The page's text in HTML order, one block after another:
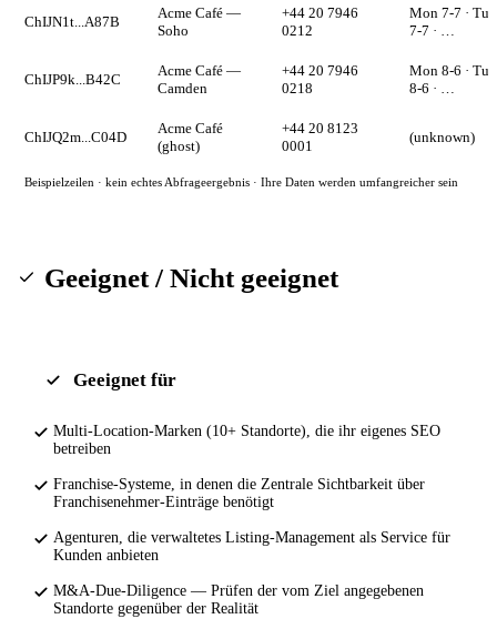
ChIJN1t...A87B
Acme Café —
Soho
+44 20 7946
0212
Mon 7-7 · Tue
7-7 · …
ChIJP9k...B42C
Acme Café —
Camden
+44 20 7946
0218
Mon 8-6 · Tue
8-6 · …
ChIJQ2m...C04D
Acme Café
(ghost)
+44 20 8123
0001
(unknown)
Beispielzeilen · kein echtes Abfrageergebnis · Ihre Daten werden umfangreicher sein
Geeignet / Nicht geeignet
Geeignet für
Multi-Location-Marken (10+ Standorte), die ihr eigenes SEO
betreiben
Franchise-Systeme, in denen die Zentrale Sichtbarkeit über
Franchisenehmer-Einträge benötigt
Agenturen, die verwaltetes Listing-Management als Service für
Kunden anbieten
M&A-Due-Diligence — Prüfen der vom Ziel angegebenen
Standorte gegenüber der Realität